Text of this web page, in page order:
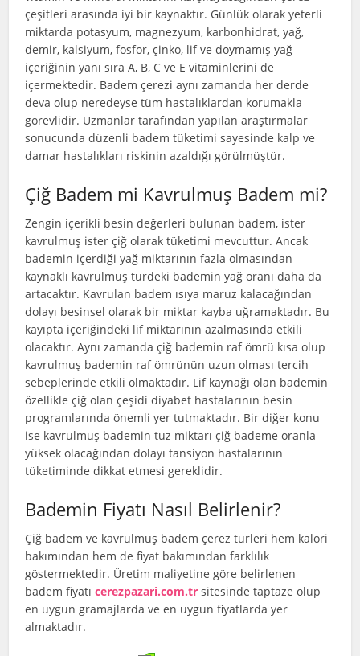
çeşitleri arasında iyi bir kaynaktır. Günlük olarak yeterli
miktarda potasyum, magnezyum, karbonhidrat, yağ,
demir, kalsiyum, fosfor, çinko, lif ve doymamış yağ
içeriğinin yanı sıra A, B, C ve E vitaminlerini de
içermektedir. Badem çerezi aynı zamanda her derde
deva olup neredeyse tüm hastalıklardan korumakla
görevlidir. Uzmanlar tarafından yapılan araştırmalar
sonucunda düzenli badem tüketimi sayesinde kalp ve
damar hastalıkları riskinin azaldığı görülmüştür.
Çiğ Badem mi Kavrulmuş Badem mi?
Zengin içerikli besin değerleri bulunan badem, ister
kavrulmuş ister çiğ olarak tüketimi mevcuttur. Ancak
bademin içerdiği yağ miktarının fazla olmasından
kaynaklı kavrulmuş türdeki bademin yağ oranı daha da
artacaktır. Kavrulan badem ısıya maruz kalacağından
dolayı besinsel olarak bir miktar kayba uğramaktadır. Bu
kayıpta içeriğindeki lif miktarının azalmasında etkili
olacaktır. Aynı zamanda çiğ bademin raf ömrü kısa olup
kavrulmuş bademin raf ömrünün uzun olması tercih
sebeplerinde etkili olmaktadır. Lif kaynağı olan bademin
özellikle çiğ olan çeşidi diyabet hastalarının besin
programlarında önemli yer tutmaktadır. Bir diğer konu
ise kavrulmuş bademin tuz miktarı çiğ bademe oranla
yüksek olacağından dolayı tansiyon hastalarının
tüketiminde dikkat etmesi gereklidir.
Bademin Fiyatı Nasıl Belirlenir?
Çiğ badem ve kavrulmuş badem çerez türleri hem kalori
bakımından hem de fiyat bakımından farklılık
göstermektedir. Üretim maliyetine göre belirlenen
badem fiyatıcerezpazari.com.tr sitesinde taptaze olup
en uygun gramajlarda ve en uygun fiyatlarda yer
almaktadır.